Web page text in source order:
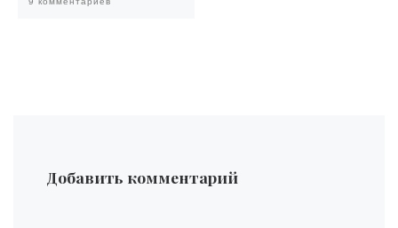
Добавить комментарий